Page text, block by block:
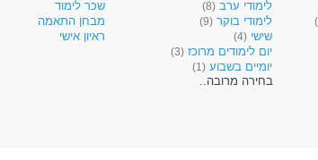
לימודי ערב (8)
לימודי בוקר (9)
שישי (4)
יום לימודים מרוכז (3)
יומיים בשבוע (1)
בחירה מרובה..
שכר לימוד
מבחן התאמה
ראיון אישי